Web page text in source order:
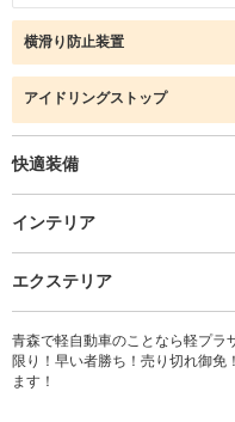
横滑り防止装置
アイドリングストップ
快適装備
インテリア
エクステリア
青森で軽自動車のことなら軽プラ
限り！早い者勝ち！売り切れ御免
ます！